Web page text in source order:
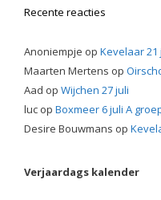
Recente reacties
Anoniempje op Kevelaar
Maarten Mertens op
Aad op Wijchen 27 juli
luc op Boxmeer 6 juli A
Desire Bouwmans op
Verjaardags kalender